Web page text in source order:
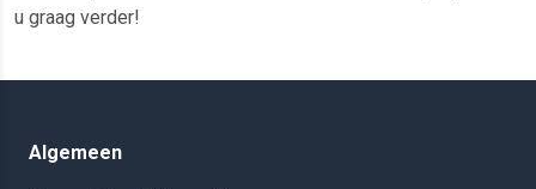
u graag verder!
Algemeen